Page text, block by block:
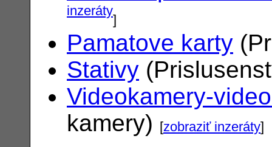
inzeráty]
Pamatove karty
Stativy
Videokamery-
kamery) [zobraziť inzeráty]